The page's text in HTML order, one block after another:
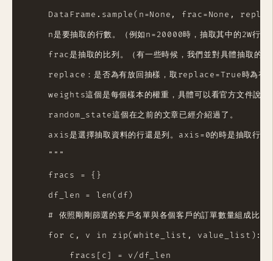
DataFrame.sample(n=None, frac=None,
    n是要抽取的行數。（例如n=20000時，抽取其中的2W行）
frac是抽取的比列。（有一些時候，我們並對具體抽取的
replace：是否為有放回抽樣，取replace=True時為有
weights這個是每個樣本的權重，具體可以看官方文件說明
    random_state這個在之前的文章已經介紹過了。
axis是選擇抽取資料的行還是列。axis=0的時是抽取行
    """
    fracs = {}
    df_len = len(df)
    # 依照剛剛篩選的客戶名單與各個客戶的訂單數量組成比例
    for c, v in zip(white_list, value_list):
        fracs[c] = v/df_len